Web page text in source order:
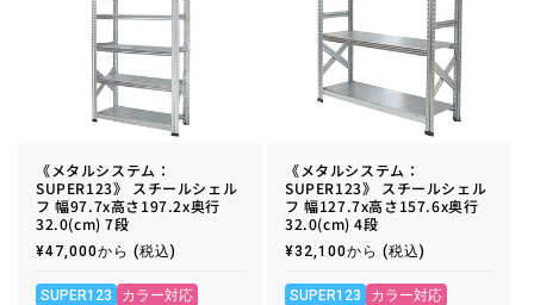
《メタルシステム：
SUPER123》 スチールシェル
フ 幅97.7x高さ197.2x奥行
32.0(cm) 7段
通
価
格
¥47,000から (税込)
SUPER123 カラー対応
《メタルシステム：
SUPER123》 スチールシェル
フ 幅127.7x高さ157.6x奥行
32.0(cm) 4段
通
価
格
¥32,100から (税込)
SUPER123 カラー対応